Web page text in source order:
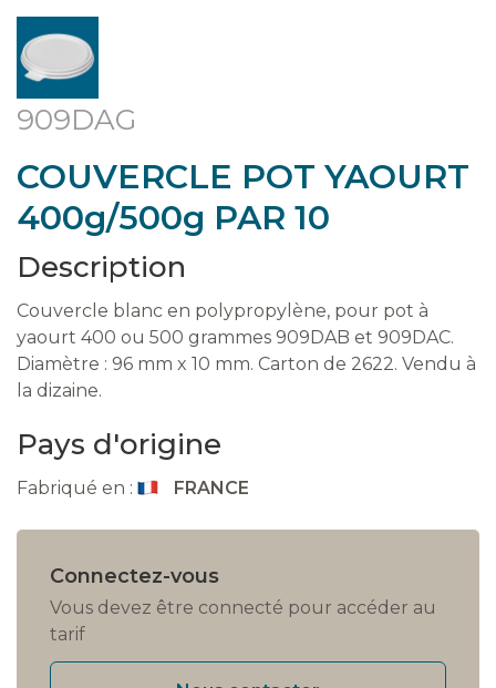
909DAG
COUVERCLE POT YAOURT
400g/500g PAR 10
Description
Couvercle blanc en polypropylène, pour pot à
yaourt 400 ou 500 grammes 909DAB et 909DAC.
Diamètre : 96 mm x 10 mm. Carton de 2622. Vendu à
la dizaine.
Pays d'origine
Fabriqué en : FRANCE
Connectez-vous
Vous devez être connecté pour accéder au
tarif